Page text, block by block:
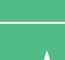
10 Downloads